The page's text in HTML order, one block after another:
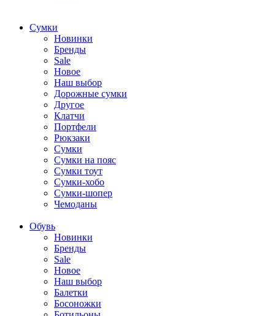
Cумки
Новинки
Бренды
Sale
Новое
Наш выбор
Дорожные сумки
Другое
Клатчи
Портфели
Рюкзаки
Сумки
Сумки на пояс
Сумки тоут
Сумки-хобо
Сумки-шопер
Чемоданы
Обувь
Новинки
Бренды
Sale
Новое
Наш выбор
Балетки
Босоножки